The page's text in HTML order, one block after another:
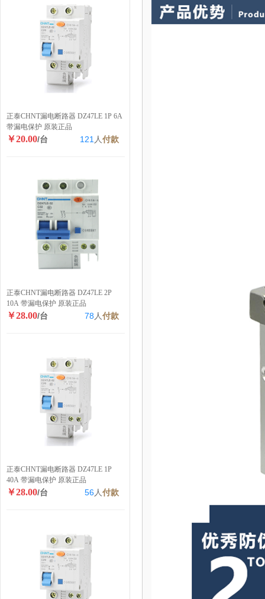
正泰CHNT漏电断路器 DZ47LE 1P 6A
带漏电保护 原装正品
￥20.00/台 121 人付款
正泰CHNT漏电断路器 DZ47LE 2P
10A 带漏电保护 原装正品
￥28.00/台 78 人付款
正泰CHNT漏电断路器 DZ47LE 1P
40A 带漏电保护 原装正品
￥28.00/台 56人付款